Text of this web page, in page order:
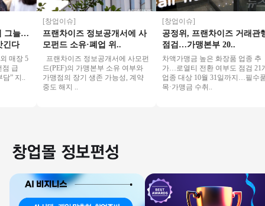
늘…
장 5
지..
[창업이슈]
프랜차이즈 정보공개서에 사
모펀드 소유·폐업 위..
프랜차이즈 정보공개서에 사모펀
드(PEF)의 가맹본부 소유 여부와
가맹점의 장기 생존 가능성, 계약
중도 해지 ..
[창업이슈]
공정위, 프랜차이즈 거래관행
점검…가맹본부 20..
차액가맹금 높은 화장품 업종 추
가…로열티 전환 여부도 점검 21개
업종 대상 10월 31일까지…필수품
목·가맹금 수취..